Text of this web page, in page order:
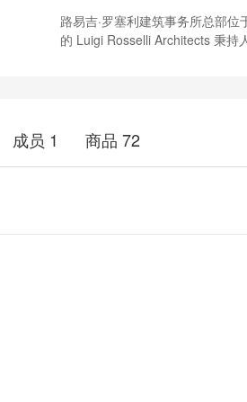
路易吉·罗塞利建筑事务所总部位
的 Luigi Rosselli Architects 秉持
成员 1 商品 72